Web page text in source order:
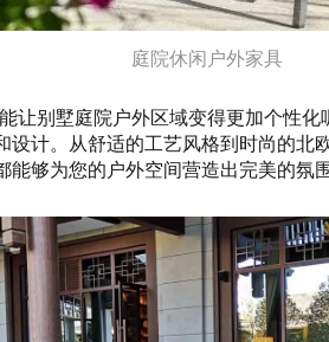
庭院休闲户外家具
让别墅庭院户外区域变得更加个性化
设计。从舒适的工艺风格到时尚的北
能够为您的户外空间营造出完美的氛围